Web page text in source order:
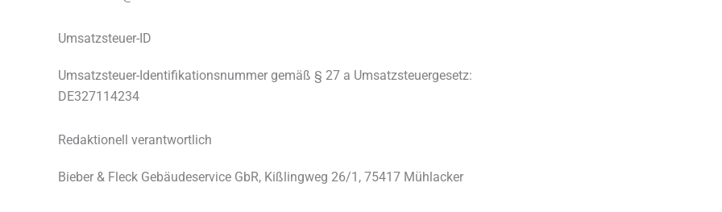
Umsatzsteuer-ID
Umsatzsteuer-Identifikationsnummer gemäß § 27 a Umsatzsteuergesetz:
DE327114234
Redaktionell verantwortlich
Bieber & Fleck Gebäudeservice GbR, Kißlingweg 26/1, 75417 Mühlacker